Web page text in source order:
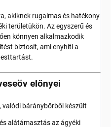
akiknek rugalmas és hatékony
területükön. Az egyszerű és
könnyen alkalmazkodik
biztosít, ami enyhíti a
előnyei
valódi báránybőrből készült
alátámasztás az ágyéki